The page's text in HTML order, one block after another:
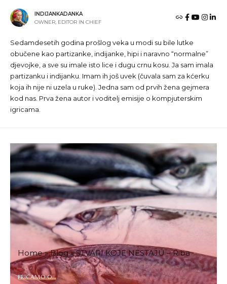
INDIJANKADANKA
OWNER, EDITOR IN CHIEF
Sedamdesetih godina prošlog veka u modi su bile lutke
obučene kao partizanke, indijanke, hipi i naravno “normalne”
djevojke, a sve su imale isto lice i dugu crnu kosu. Ja sam imala
partizanku i indijanku. Imam ih još uvek (čuvala sam za kćerku
koja ih nije ni uzela u ruke). Jedna sam od prvih žena gejmera
kod nas. Prva žena autor i voditelj emisije o kompjuterskim
igricama.
Home»Blog»STVARI KOJE NESTAJU – Riba
PRIČAMO O...